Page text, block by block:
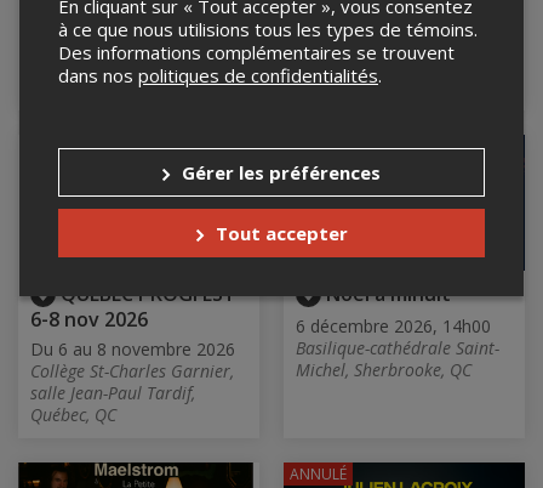
Boq
10 octobre 2026, 21h00
Le Boq / Boquébière,
Sherbrooke, QC, QC
Latraverse!
26 septembre 2026, 19h30
Le Vintage 5080 Resto-Bar,
Sherbrooke, QC
QUÉBEC PROGFEST
6-8 nov 2026
Du 6 au 8 novembre 2026
Collège St-Charles Garnier,
salle Jean-Paul Tardif,
Québec, QC
Noël à minuit
6 décembre 2026, 14h00
Basilique-cathédrale Saint-
Michel, Sherbrooke, QC
ANNULÉ
En cliquant sur « Tout accepter », vous consentez
à ce que nous utilisions tous les types de témoins.
Des informations complémentaires se trouvent
dans nos politiques de confidentialités.
Gérer les préférences
Tout accepter